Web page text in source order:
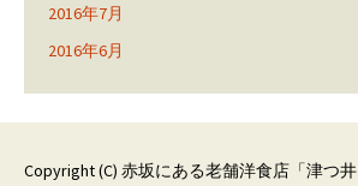
2016年7月
2016年6月
Copyright (C) 赤坂にある老舗洋食店「津つ